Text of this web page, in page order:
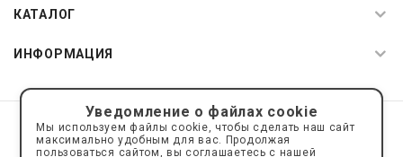
КАТАЛОГ
ИНФОРМАЦИЯ
© 2019—2026 Интернет пространство АкваРос
sale@a-ros.ru
Политика конфиденциальности
Политика обработки персональных данных
Уведомление о файлах cookie
Мы используем файлы cookie, чтобы сделать наш сайт
максимально удобным для вас. Продолжая
пользоваться сайтом, вы соглашаетесь с нашей